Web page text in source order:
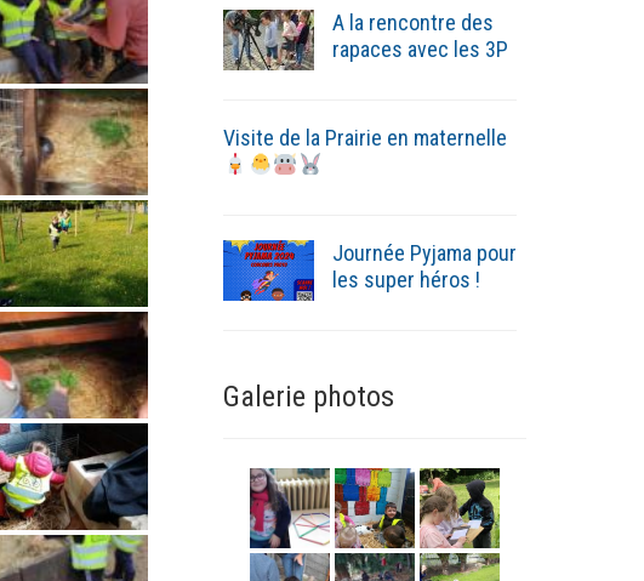
A la rencontre des
rapaces avec les 3P
Visite de la Prairie en maternelle
Journée Pyjama pour
les super héros !
Galerie photos